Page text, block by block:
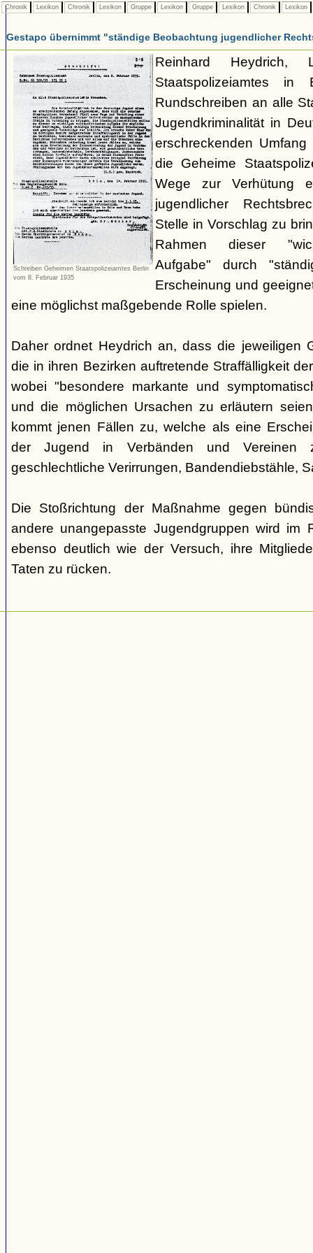
Chronik Lexikon Chronik Lexikon Gruppe Lexikon Gruppe Lexikon Chronik Lexikon
Gestapo übernimmt "ständige Beobachtung jugendlicher
Schreiben Geheimen Staatspolizeiamtes Berlin
vom 8. Februar 1935
Reinhard Heydrich,
Staatspolizeiamtes
Rundschreiben an alle
Jugendkriminalität in
erschreckenden
die Geheime
Wege zur Verhütung
jugendlicher
Stelle in Vorschlag zu
Rahmen dieser
Aufgabe" durch
Erscheinung und
eine möglichst maßgebende Rolle spielen.
Daher ordnet Heydrich an, dass die jeweiligen
die in ihren Bezirken auftretende Straffälligkeit
wobei "besondere markante und
und die möglichen Ursachen zu erläutern
kommt jenen Fällen zu, welche als eine
der Jugend in Verbänden und Vereinen
geschlechtliche Verirrungen, Bandendiebstähle,
Die Stoßrichtung der Maßnahme gegen
andere unangepasste Jugendgruppen wird im
ebenso deutlich wie der Versuch, ihre
Taten zu rücken.